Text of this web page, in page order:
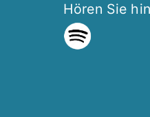
Hören Sie